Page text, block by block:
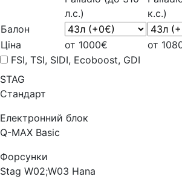
л.с.)
к.с.)
Балон
Ціна
от 1000€ от
FSI, TSI, SIDI, Ecoboost, GDI
STAG
Стандарт
Електронний блок
Q-MAX Basic
Форсунки
Stag W02;W03 Hana